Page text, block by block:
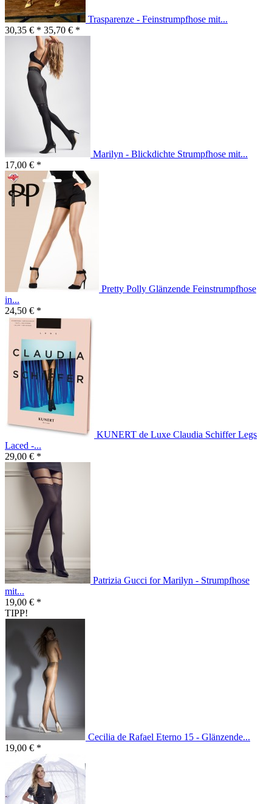
Trasparenze - Feinstrumpfhose mit...
30,35 € * 35,70 € *
Marilyn - Blickdichte Strumpfhose mit...
17,00 € *
Pretty Polly Glänzende Feinstrumpfhose
in...
24,50 € *
KUNERT de Luxe Claudia Schiffer Legs
Laced -...
29,00 € *
Patrizia Gucci for Marilyn - Strumpfhose
mit...
19,00 € *
TIPP!
Cecilia de Rafael Eterno 15 - Glänzende...
19,00 € *